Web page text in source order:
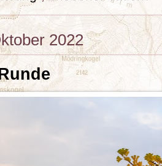
2022